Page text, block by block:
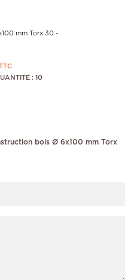
mm Torx 30 -
: 10
bois Ø 6x100 mm Torx